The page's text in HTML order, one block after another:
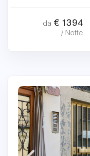
da € 1394
/ Notte